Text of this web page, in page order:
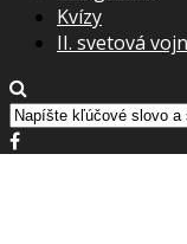
Kvízy
II. svetová